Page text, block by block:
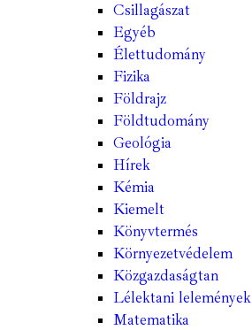
Csillagászat
Egyéb
Élettudomány
Fizika
Földrajz
Földtudomány
Geológia
Hírek
Kémia
Kiemelt
Könyvtermés
Környezetvédelem
Közgazdaságtan
Lélektani lelemények
Matematika